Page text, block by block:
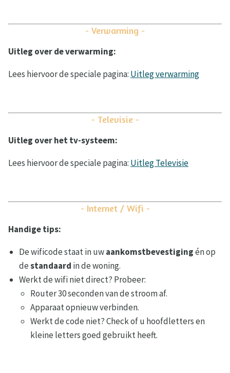
- Verwarming -
Uitleg over de verwarming:
Lees hiervoor de speciale pagina: Uitleg verwarming
- Televisie -
Uitleg over het tv-systeem:
Lees hiervoor de speciale pagina: Uitleg Televisie
- Internet / Wifi -
Handige tips:
De wificode staat in uwaankomstbevestigingén op
destandaard in de woning.
Werkt de wifi niet direct? Probeer:
Router 30 seconden van de stroom af.
Apparaat opnieuw verbinden.
Werkt de code niet? Check of u hoofdletters en
kleine letters goed gebruikt heeft.